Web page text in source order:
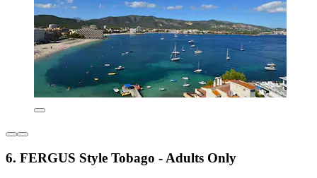
6. FERGUS Style Tobago - Adults Only